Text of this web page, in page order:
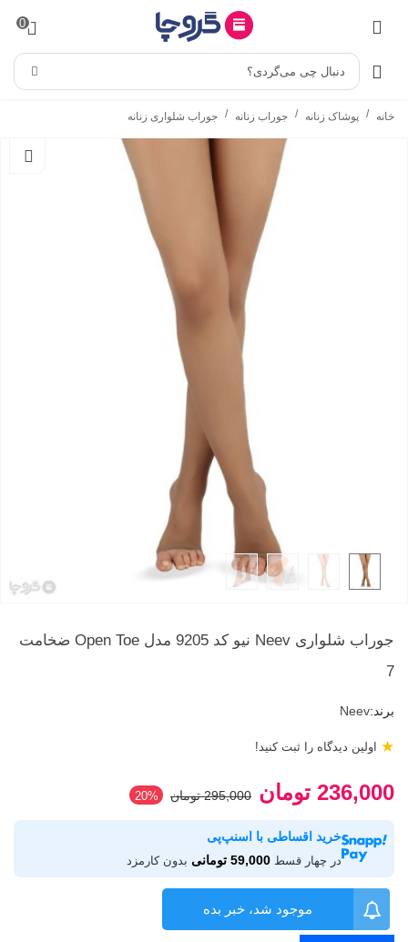
0
دنبال چی می‌گردی؟
خانه / پوشاک زنانه / جوراب زنانه / جوراب شلواری زنانه
جوراب شلواری Neev نیو کد 9205 مدل Open Toe ضخامت
7
برند:Neev
اولین دیدگاه را ثبت کنید! ★
236,000 تومان 295,000 تومان ‎20%
خرید اقساطی با اسنپ‌پی
در چهار قسط 59,000 تومانی بدون کارمزد
موجود شد، خبر بده